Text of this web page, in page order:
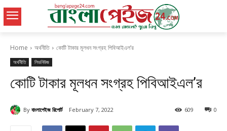
Home অর্থনীতি কোটি টাকার মূলধন সংগ্রহ পিবিআইএল’র
অর্থনীতি লিডনিউজ
কোটি টাকার মূলধন সংগ্রহ পিবিআইএল’র
By বাংলাপেইজ রিপোর্ট February 7, 2022 0
609